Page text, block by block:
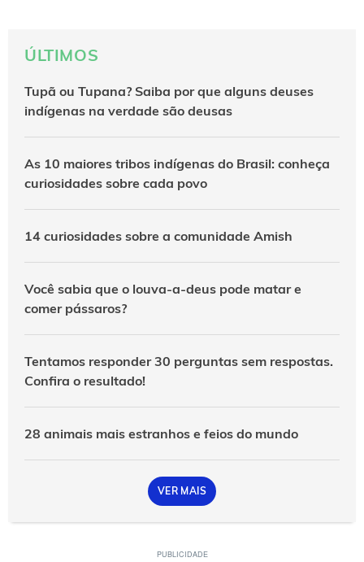
ÚLTIMOS
Tupã ou Tupana? Saiba por que alguns deuses
indígenas na verdade são deusas
As 10 maiores tribos indígenas do Brasil: conheça
curiosidades sobre cada povo
14 curiosidades sobre a comunidade Amish
Você sabia que o louva-a-deus pode matar e
comer pássaros?
Tentamos responder 30 perguntas sem respostas.
Confira o resultado!
28 animais mais estranhos e feios do mundo
VER MAIS